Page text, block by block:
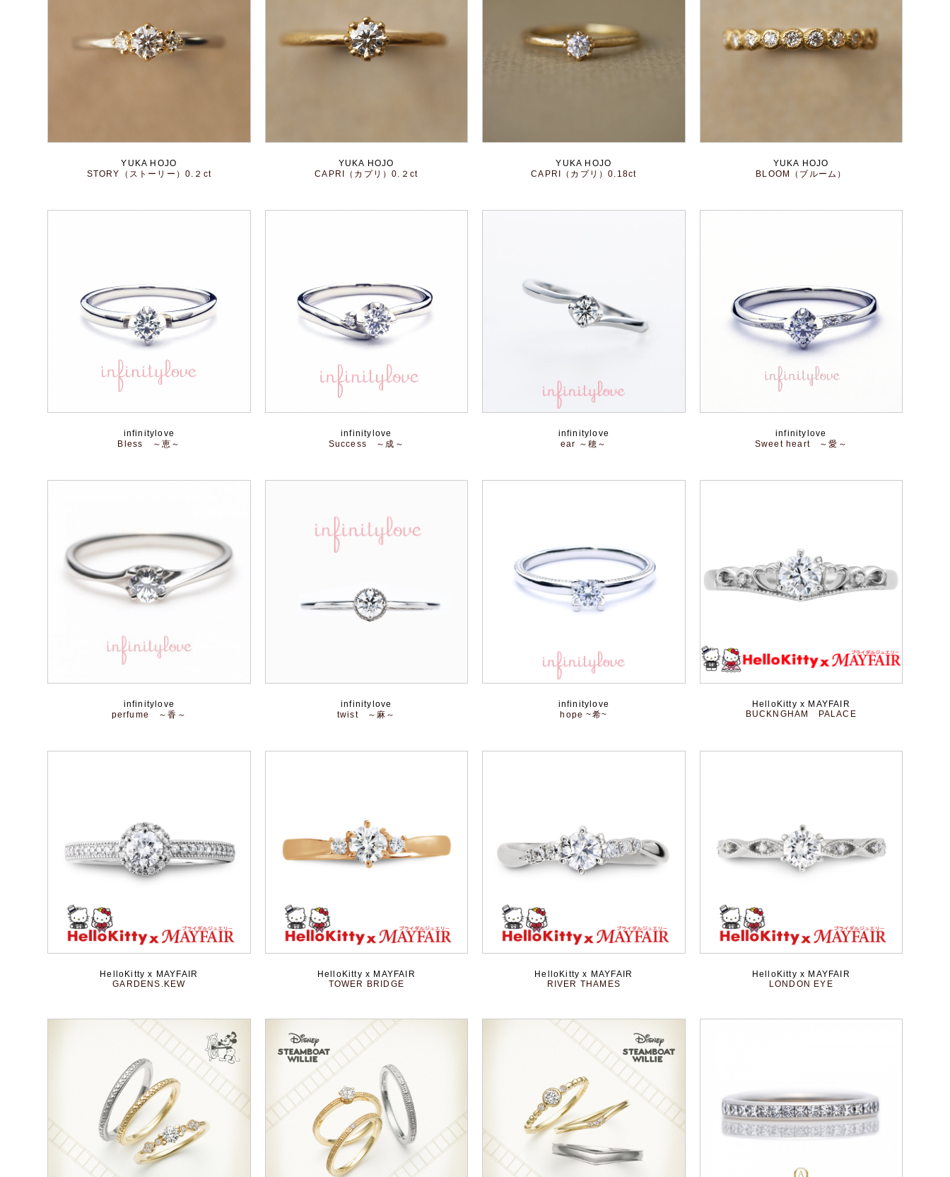
YUKA HOJO
STORY（ストーリー）0.２ct
YUKA HOJO
CAPRI（カプリ）0.２ct
YUKA HOJO
CAPRI（カプリ）0.18ct
YUKA HOJO
BLOOM（ブルーム）
infinitylove
Bless ～恵～
infinitylove
Success ～成～
infinitylove
ear ～穂～
infinitylove
Sweet heart ～愛～
infinitylove
perfume ～香～
infinitylove
twist ～麻～
infinitylove
hope ~希~
HelloKitty x MAYFAIR
BUCKNGHAM PALACE
HelloKitty x MAYFAIR
GARDENS.KEW
HelloKitty x MAYFAIR
TOWER BRIDGE
HelloKitty x MAYFAIR
RIVER THAMES
HelloKitty x MAYFAIR
LONDON EYE